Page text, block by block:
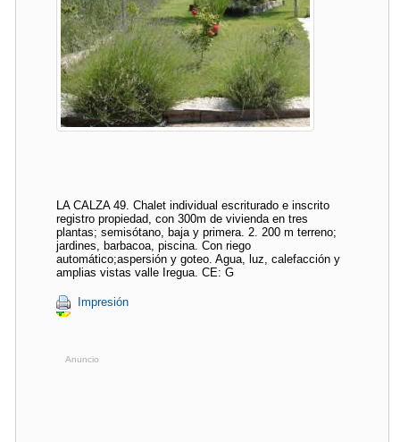
LA CALZA 49. Chalet individual escriturado e inscrito
registro propiedad, con 300m de vivienda en tres
plantas; semisótano, baja y primera. 2. 200 m terreno;
jardines, barbacoa, piscina. Con riego
automático;aspersión y goteo. Agua, luz, calefacción y
amplias vistas valle Iregua. CE: G
Impresión
Anuncio